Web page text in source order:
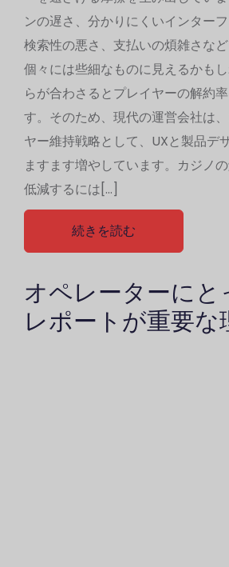
ンの遅さ、分かりにくいインター
検索性の悪さ、支払いの煩雑さな
個々には些細なものに見えるかも
らが合わさるとプレイヤーの解約
す。そのため、現代の運営会社は
ヤー維持戦略として、UXと製品デ
ますます増やしています。カジノ
低減するには[…]
続きを読む
オペレーターにと
レポートが重要な